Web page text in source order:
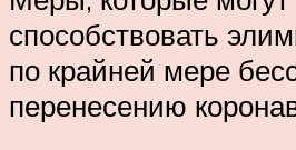
способствовать
по крайней мере
перенесению